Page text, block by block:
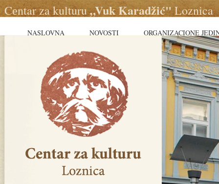
Cеntar za kulturu„Vuk Karadžić"Loznica
NASLOVNA NOVOSTI ORGANIZACIONE